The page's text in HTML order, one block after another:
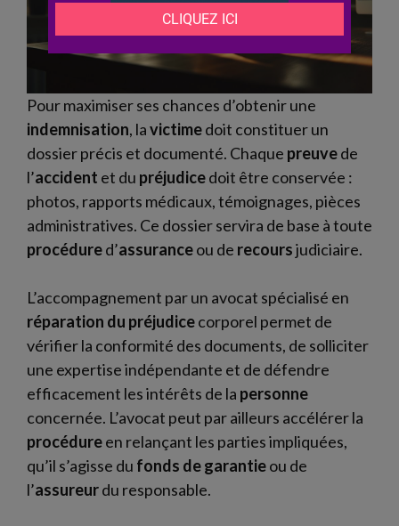
Pour maximiser ses chances d’obtenir une
indemnisation, lavictimedoit constituer un
dossier précis et documenté. Chaque preuvede
l’accident et du préjudicedoit être conservée :
photos, rapports médicaux, témoignages, pièces
administratives. Ce dossier servira de base à toute
procédured’assuranceou de recoursjudiciaire.
L’accompagnement par un avocat spécialisé en
réparation du préjudicecorporel permet de
vérifier la conformité des documents, de solliciter
une expertise indépendante et de défendre
efficacement les intérêts de la personne
concernée. L’avocat peut par ailleurs accélérer la
procédureen relançant les parties impliquées,
qu’il s’agisse du fonds de garantieou de
l’assureurdu responsable.